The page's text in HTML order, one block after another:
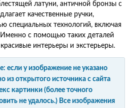
латуни, античной бронзы с
качественные ручки,
специальных технологий, включая
с помощью таких деталей
интерьеры и экстерьеры.
у изображение не указано
из открытого источника с сайта
картинки (более точного
не удалось.) Все изображения